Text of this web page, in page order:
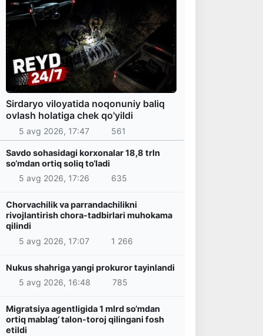
Sirdaryo viloyatida noqonuniy baliq
ovlash holatiga chek qo'yildi
5 avg 2026, 17:47 561
Savdo sohasidagi korxonalar 18,8 trln
so‘mdan ortiq soliq to‘ladi
5 avg 2026, 17:26
635
Chorvachilik va parrandachilikni
rivojlantirish chora-tadbirlari muhokama
qilindi
5 avg 2026, 17:07
1 266
Nukus shahriga yangi prokuror tayinlandi
5 avg 2026, 16:48
785
Migratsiya agentligida 1 mlrd so‘mdan
ortiq mablag‘ talon-toroj qilingani fosh
etildi